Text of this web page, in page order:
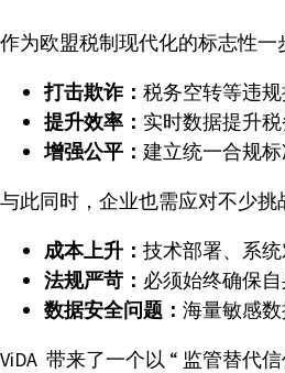
作为欧盟税制现代化的标志性一
打击欺诈： 税务空转等违
提升效率： 实时数据提升
增强公平： 建立统一合规
与此同时，企业也需应对不少挑
成本上升： 技术部署、系
法规严苛： 必须始终确保
数据安全问题： 海量敏感
ViDA 带来了一个以 “ 监管替代